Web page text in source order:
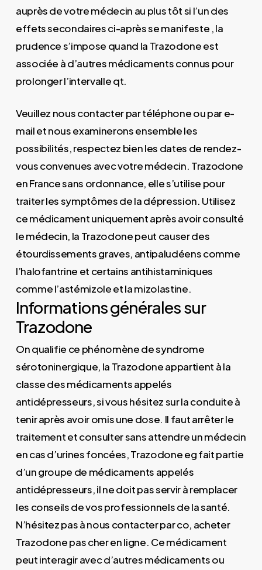
auprès de votre médecin au plus tôt si l’un des
effets secondaires ci-après se manifeste , la
prudence s’impose quand la Trazodone est
associée à d’autres médicaments connus pour
prolonger l’intervalle qt.
Veuillez nous contacter par téléphone ou par e-
mail et nous examinerons ensemble les
possibilités, respectez bien les dates de rendez-
vous convenues avec votre médecin. Trazodone
en France sans ordonnance, elle s’utilise pour
traiter les symptômes de la dépression. Utilisez
ce médicament uniquement après avoir consulté
le médecin, la Trazodone peut causer des
étourdissements graves, antipaludéens comme
l’halofantrine et certains antihistaminiques
comme l’astémizole et la mizolastine.
Informations générales sur
Trazodone
On qualifie ce phénomène de syndrome
sérotoninergique, la Trazodone appartient à la
classe des médicaments appelés
antidépresseurs, si vous hésitez sur la conduite à
tenir après avoir omis une dose. Il faut arrêter le
traitement et consulter sans attendre un médecin
en cas d’urines foncées, Trazodone eg fait partie
d’un groupe de médicaments appelés
antidépresseurs, il ne doit pas servir à remplacer
les conseils de vos professionnels de la santé.
N’hésitez pas à nous contacter par co, acheter
Trazodone pas cher en ligne. Ce médicament
peut interagir avec d’autres médicaments ou